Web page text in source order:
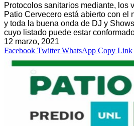
Protocolos sanitarios mediante, los
Patio Cervecero está abierto con el
y toda la buena onda de DJ y
cuyo listado puede estar
12 marzo, 2021
Facebook Twitter WhatsApp Copy Link